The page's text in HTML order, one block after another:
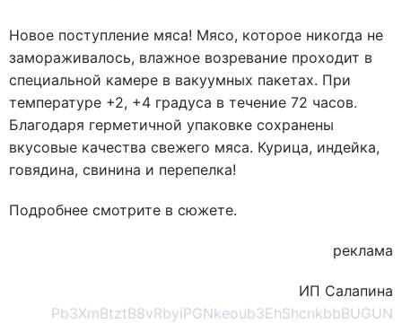
Новое поступление мяса! Мясо, которое никогда не
замораживалось, влажное возревание проходит в
специальной камере в вакуумных пакетах. При
температуре +2, +4 градуса в течение 72 часов.
Благодаря герметичной упаковке сохранены
вкусовые качества свежего мяса. Курица, индейка,
говядина, свинина и перепелка!
Подробнее смотрите в сюжете.
реклама
ИП Салапина
Pb3XmBtztB8vRbyiPGNkeoub3EhShcnkbbBUGUN